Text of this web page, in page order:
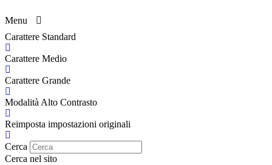
Menu
Carattere Standard
Carattere Medio
Carattere Grande
Modalità Alto Contrasto
Reimposta impostazioni originali
Cerca
Cerca nel sito